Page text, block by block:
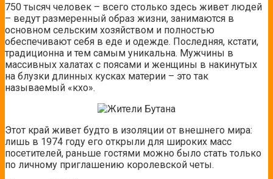
750 тысяч человек – всего столько здесь живет людей
– ведут размеренный образ жизни, занимаются в
основном сельским хозяйством и полностью
обеспечивают себя в еде и одежде. Последняя, кстати,
традиционна и тем самым уникальна. Мужчины в
массивных халатах с поясами и женщины в накинутых
на блузки длинных кусках материи – это так
называемый «кхо».
Этот край живет будто в изоляции от внешнего мира:
лишь в 1974 году его открыли для широких масс
посетителей, раньше гостями можно было стать только
по личному приглашению королевской четы.